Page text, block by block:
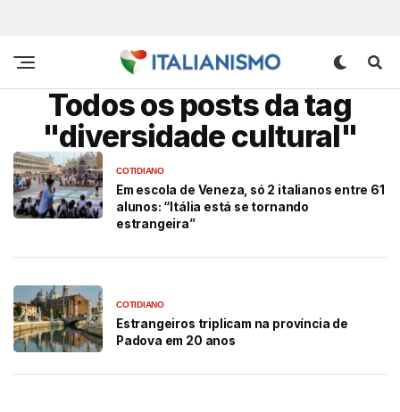
Todos os posts da tag
"diversidade cultural"
COTIDIANO
Em escola de Veneza, só 2 italianos entre 61
alunos: “Itália está se tornando
estrangeira”
COTIDIANO
Estrangeiros triplicam na província de
Padova em 20 anos